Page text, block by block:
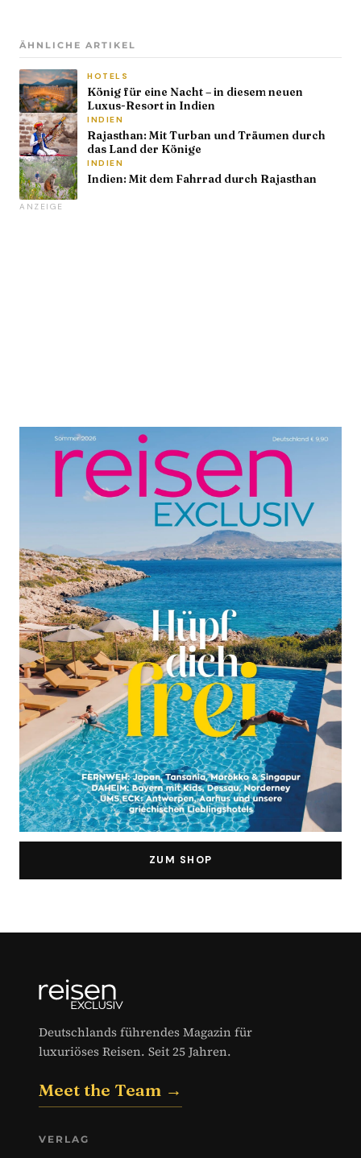
ZUM SHOP
ÄHNLICHE ARTIKEL
HOTELS
König für eine Nacht – in diesem neuen
Luxus-Resort in Indien
INDIEN
Rajasthan: Mit Turban und Träumen durch
das Land der Könige
INDIEN
Indien: Mit dem Fahrrad durch Rajasthan
ANZEIGE
Deutschlands führendes Magazin für
luxuriöses Reisen. Seit 25 Jahren.
Meet the Team →
VERLAG